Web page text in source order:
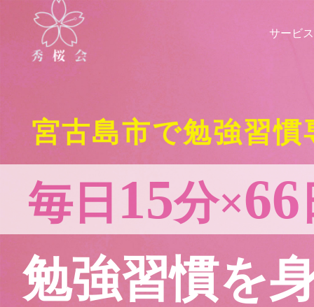
サービス
宮古島市で勉強習慣
毎日 15分×66
勉強習慣を